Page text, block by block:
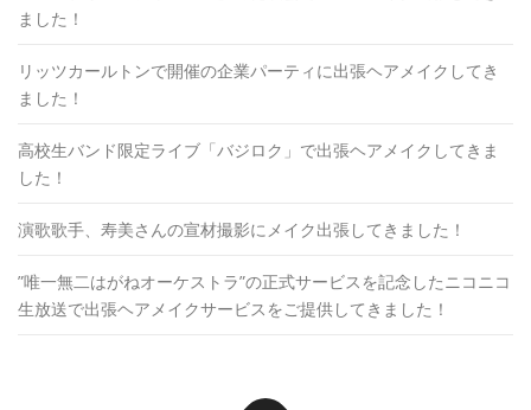
ました！
リッツカールトンで開催の企業パーティに出張ヘアメイクしてき
ました！
高校生バンド限定ライブ「バジロク」で出張ヘアメイクしてきま
した！
演歌歌手、寿美さんの宣材撮影にメイク出張してきました！
”唯一無二はがねオーケストラ”の正式サービスを記念したニコニコ
生放送で出張ヘアメイクサービスをご提供してきました！